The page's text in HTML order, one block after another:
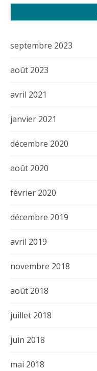
septembre 2023
août 2023
avril 2021
janvier 2021
décembre 2020
août 2020
février 2020
décembre 2019
avril 2019
novembre 2018
août 2018
juillet 2018
juin 2018
mai 2018